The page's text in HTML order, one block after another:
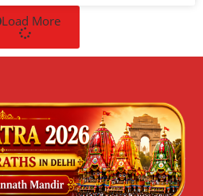
Load More